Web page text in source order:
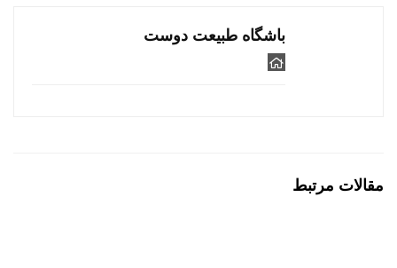
باشگاه طبیعت دوست
مقالات مرتبط